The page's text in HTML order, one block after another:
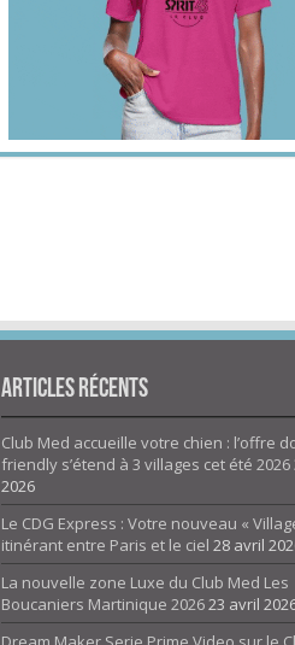
Articles Récents
Club Med accueille votre chien : l’offre
friendly s’étend à 3 villages cet été 2026
2026
Le CDG Express : Votre nouveau «
itinérant entre Paris et le ciel 28 avril
La nouvelle zone Luxe du Club Med Les
Boucaniers Martinique 202623 avril